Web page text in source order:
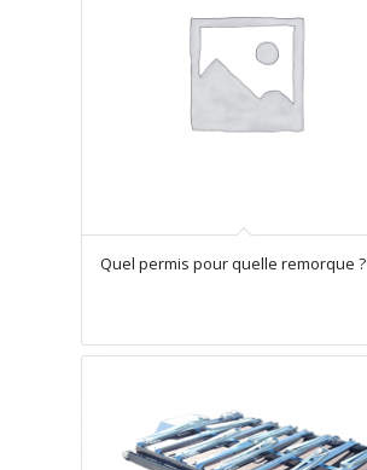
Quel permis pour quelle remorque ?